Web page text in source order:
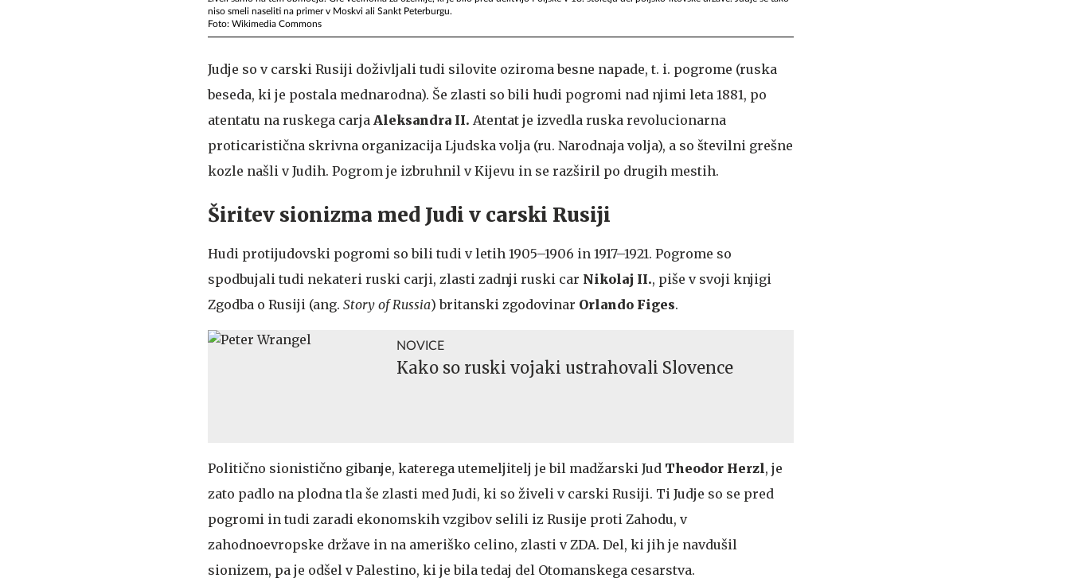
niso smeli naseliti na primer v Moskvi ali Sankt Peterburgu.
Foto: Wikimedia Commons
Judje so v carski Rusiji doživljali tudi silovite oziroma besne napade, t. i. pogrome (ruska
beseda, ki je postala mednarodna). Še zlasti so bili hudi pogromi nad njimi leta 1881, po
atentatu na ruskega carja Aleksandra II. Atentat je izvedla ruska revolucionarna
proticaristična skrivna organizacija Ljudska volja (ru. Narodnaja volja), a so številni grešne
kozle našli v Judih. Pogrom je izbruhnil v Kijevu in se razširil po drugih mestih.
Širitev sionizma med Judi v carski Rusiji
Hudi protijudovski pogromi so bili tudi v letih 1905–1906 in 1917–1921. Pogrome so
spodbujali tudi nekateri ruski carji, zlasti zadnji ruski car Nikolaj II., piše v svoji knjigi
Zgodba o Rusiji (ang. Story of Russia) britanski zgodovinar Orlando Figes.
NOVICE
Kako so ruski vojaki ustrahovali Slovence
Politično sionistično gibanje, katerega utemeljitelj je bil madžarski Jud Theodor Herzl, je
zato padlo na plodna tla še zlasti med Judi, ki so živeli v carski Rusiji. Ti Judje so se pred
pogromi in tudi zaradi ekonomskih vzgibov selili iz Rusije proti Zahodu, v
zahodnoevropske države in na ameriško celino, zlasti v ZDA. Del, ki jih je navdušil
sionizem, pa je odšel v Palestino, ki je bila tedaj del Otomanskega cesarstva.